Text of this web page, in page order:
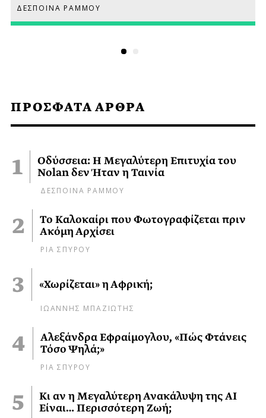
ΠΡΟΣΦΑΤΑ ΑΡΘΡΑ
Οδύσσεια: Η Μεγαλύτερη Επιτυχία του
Nolan δεν Ήταν η Ταινία
ΔΕΣΠΟΙΝΑ ΡΑΜΜΟΥ
Το Καλοκαίρι που Φωτογραφίζεται πριν
Ακόμη Αρχίσει
ΡΙΑ ΣΠΥΡΟΥ
«Χωρίζεται» η Αφρική;
ΙΩΑΝΝΗΣ ΜΠΑΖΙΩΤΗΣ
Αλεξάνδρα Εφραίμογλου, «Πώς Φτάνεις
Τόσο Ψηλά;»
ΡΙΑ ΣΠΥΡΟΥ
Κι αν η Μεγαλύτερη Ανακάλυψη της AI
Είναι… Περισσότερη Ζωή;
ΔΕΣΠΟΙΝΑ ΡΑΜΜΟΥ